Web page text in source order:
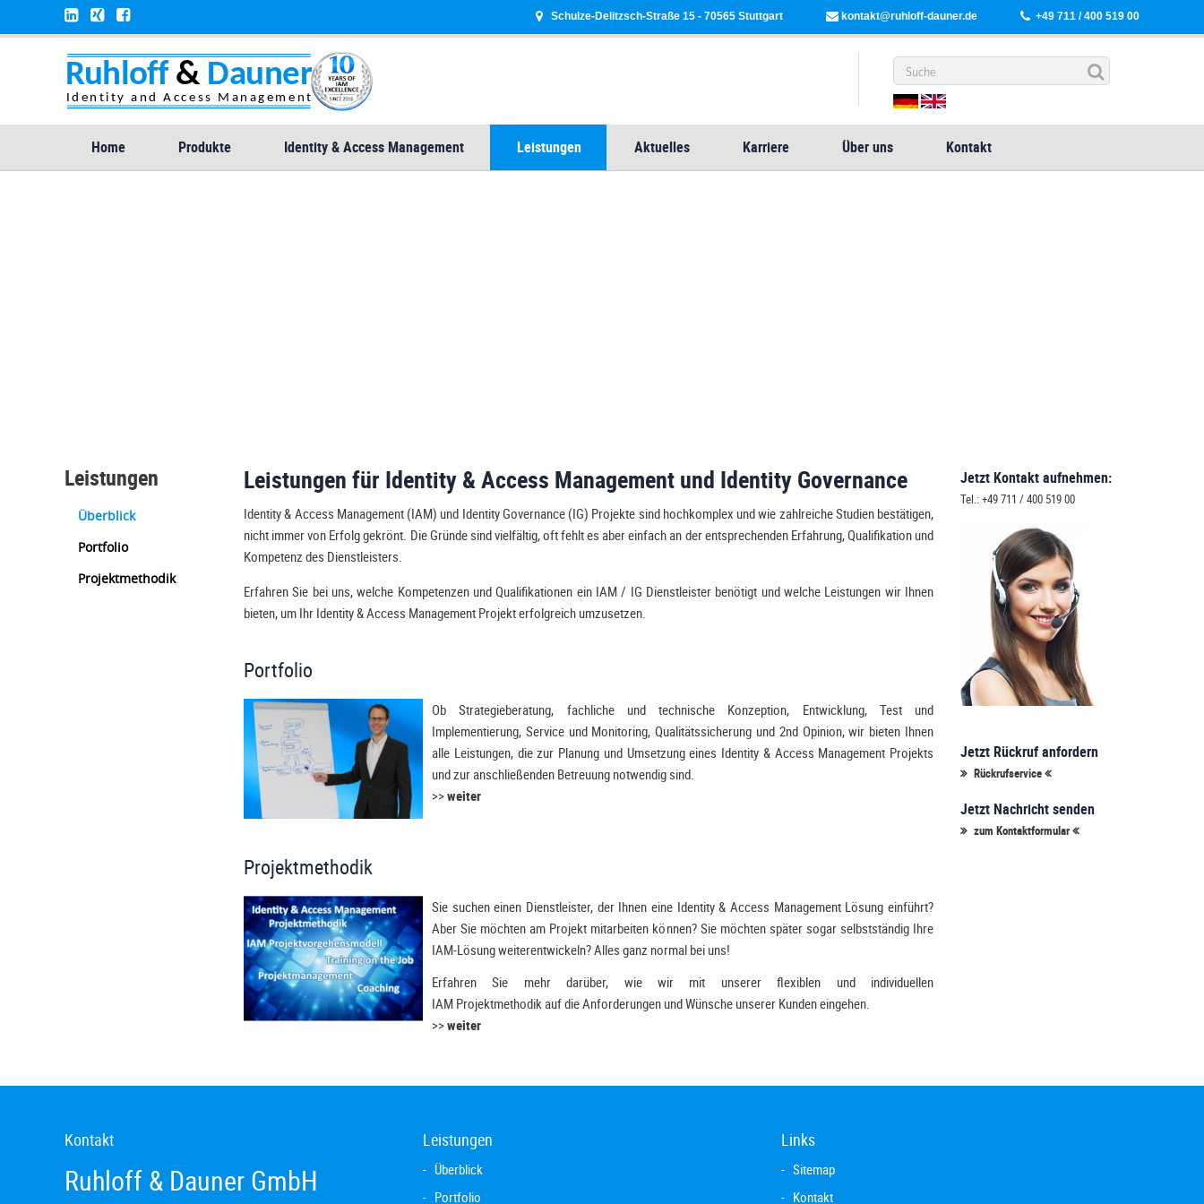
Schulze-Delitzsch-Straße 15 - 70565 Stuttgart kontakt@ruhloff-dauner.de +49 711 / 400 519 00
Home Produkte Identity & Access Management Leistungen Aktuelles Karriere Über uns Kontakt
Leistungen
Überblick
Portfolio
Projektmethodik
Leistungen für Identity & Access Management und Identity Governance
Identity & Access Management (IAM) und Identity Governance (IG) Projekte sind hochkomplex und wie zahlreiche Studien bestätigen,
nicht immer von Erfolg gekrönt. Die Gründe sind vielfältig, oft fehlt es aber einfach an der entsprechenden Erfahrung, Qualifikation und
Kompetenz des Dienstleisters.
Erfahren Sie bei uns, welche Kompetenzen und Qualifikationen ein IAM / IG Dienstleister benötigt und welche Leistungen wir Ihnen
bieten, um Ihr Identity & Access Management Projekt erfolgreich umzusetzen.
Portfolio
Ob Strategieberatung, fachliche und technische Konzeption, Entwicklung, Test und
Implementierung, Service und Monitoring, Qualitätssicherung und 2nd Opinion, wir bieten Ihnen
alle Leistungen, die zur Planung und Umsetzung eines Identity & Access Management Projekts
und zur anschließenden Betreuung notwendig sind.
>>weiter
Projektmethodik
Sie suchen einen Dienstleister, der Ihnen eine Identity & Access Management Lösung einführt?
Aber Sie möchten am Projekt mitarbeiten können? Sie möchten später sogar selbstständig Ihre
IAM-Lösung weiterentwickeln? Alles ganz normal bei uns!
Erfahren Sie mehr darüber, wie wir mit unserer flexiblen und individuellen
IAM Projektmethodik auf die Anforderungen und Wünsche unserer Kunden eingehen.
>>weiter
Jetzt Kontakt aufnehmen:
Tel.: +49 711 / 400 519 00
Jetzt Rückruf anfordern
Rückrufservice
Jetzt Nachricht senden
zum Kontaktformular
Kontakt
Ruhloff & Dauner GmbH
Leistungen
Überblick
Portfolio
Links
Sitemap
Kontakt